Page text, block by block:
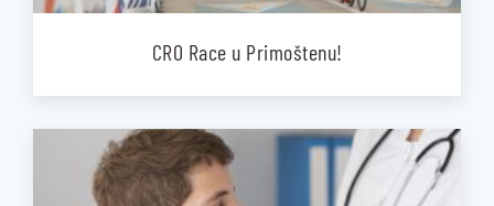
CRO Race u Primoštenu!